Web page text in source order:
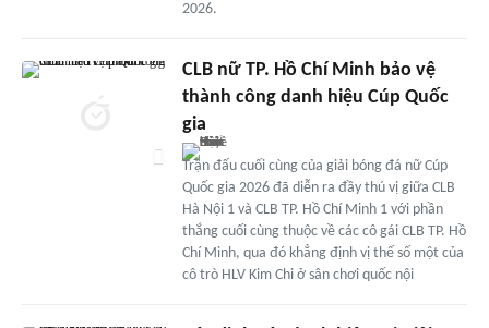
2026.
CLB nữ TP. Hồ Chí Minh bảo vệ
thành công danh hiệu Cúp Quốc
gia
Trận đấu cuối cùng của giải bóng đá nữ Cúp
Quốc gia 2026 đã diễn ra đầy thú vị giữa CLB
Hà Nội 1 và CLB TP. Hồ Chí Minh 1 với phần
thắng cuối cùng thuộc về các cô gái CLB TP. Hồ
Chí Minh, qua đó khẳng định vị thế số một của
cô trò HLV Kim Chi ở sân chơi quốc nội